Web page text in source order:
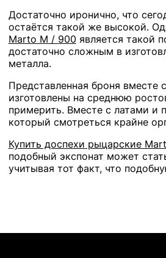
Достаточно иронично, что
остаётся такой же высокой.
Marto M / 900 является такой
достаточно сложным в
металла.
Представленная броня вместе
изготовлены на среднюю
примерить. Вместе с латами и
который смотреться крайне
Купить доспехи рыцарские
подобный экспонат может
учитывая тот факт, что